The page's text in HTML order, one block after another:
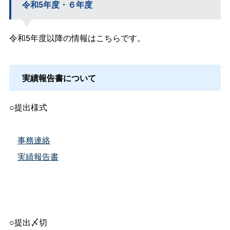
令和5年度・６年度
令和5年度以降の情報はこちらです。
実績報告書について
○提出様式
事務連絡
実績報告書
○提出〆切